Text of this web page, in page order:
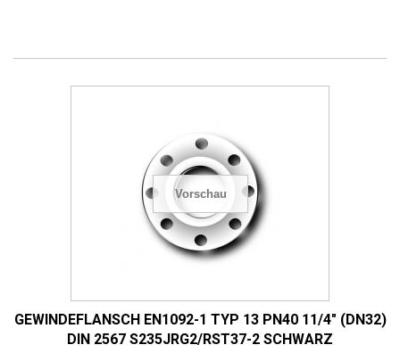
Vorschau
GEWINDEFLANSCH EN1092-1 TYP 13 PN40 11/4" (DN32)
DIN 2567 S235JRG2/RST37-2 SCHWARZ